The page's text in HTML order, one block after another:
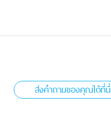
ส่งคำถามของคุณได้ที่นี่